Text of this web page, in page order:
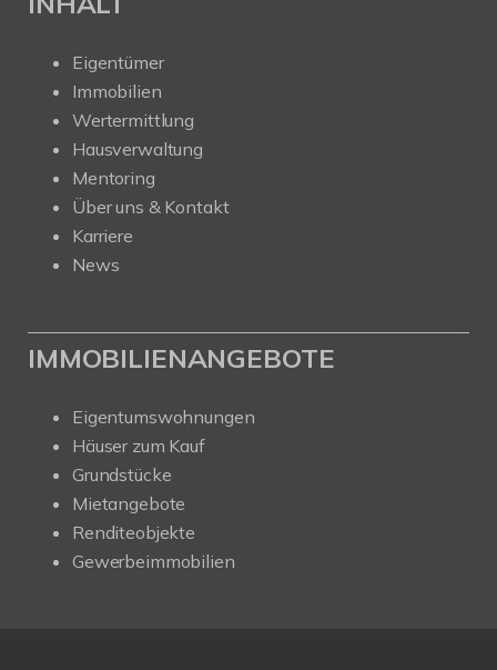
Eigentümer
Immobilien
Wertermittlung
Hausverwaltung
Mentoring
Über uns & Kontakt
Karriere
News
IMMOBILIENANGEBOTE
Eigentumswohnungen
Häuser zum Kauf
Grundstücke
Mietangebote
Renditeobjekte
Gewerbeimmobilien